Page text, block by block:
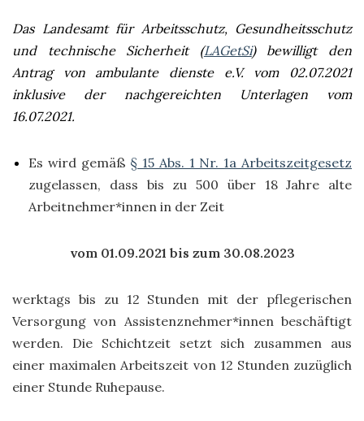
Das Landesamt für Arbeitsschutz, Gesundheitsschutz
und technische Sicherheit (LAGetSi) bewilligt den
Antrag von ambulante dienste e.V. vom 02.07.2021
inklusive der nachgereichten Unterlagen vom
16.07.2021.
Es wird gemäß § 15 Abs. 1 Nr. 1a Arbeitszeitgesetz
zugelassen, dass bis zu 500 über 18 Jahre alte
Arbeitnehmer*innen in der Zeit
vom 01.09.2021 bis zum 30.08.2023
werktags bis zu 12 Stunden mit der pflegerischen
Versorgung von Assistenznehmer*innen beschäftigt
werden. Die Schichtzeit setzt sich zusammen aus
einer maximalen Arbeitszeit von 12 Stunden zuzüglich
einer Stunde Ruhepause.